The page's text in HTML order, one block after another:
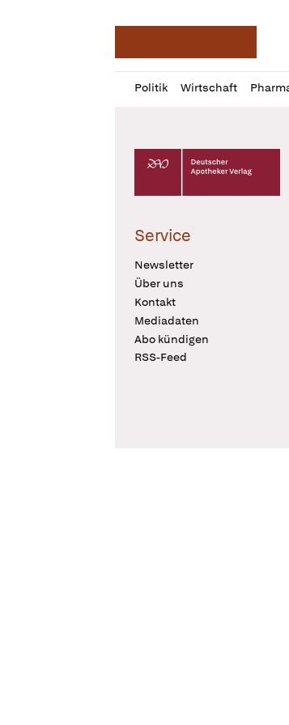
Politik Wirtschaft
Profil
öffnen
Daz
Pur
Deutscher Apotheker
Service
Newsletter
Über uns
Kontakt
Mediadaten
Abo kündigen
RSS-Feed